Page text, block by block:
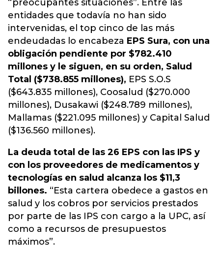
“preocupantes situaciones”. Entre las
entidades que todavía no han sido
intervenidas, el top cinco de las más
endeudadas lo encabeza EPS Sura, con una
obligación pendiente por $782.410
millones y le siguen, en su orden, Salud
Total ($738.855 millones), EPS S.O.S
($643.835 millones), Coosalud ($270.000
millones), Dusakawi ($248.789 millones),
Mallamas ($221.095 millones) y Capital Salud
($136.560 millones).
La deuda total de las 26 EPS con las IPS y
con los proveedores de medicamentos y
tecnologías en salud alcanza los $11,3
billones. “Esta cartera obedece a gastos en
salud y los cobros por servicios prestados
por parte de las IPS con cargo a la UPC, así
como a recursos de presupuestos
máximos”.